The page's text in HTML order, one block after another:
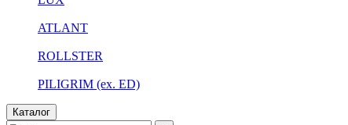
ATLANT
ROLLSTER
PILIGRIM (ex. ED)
Каталог